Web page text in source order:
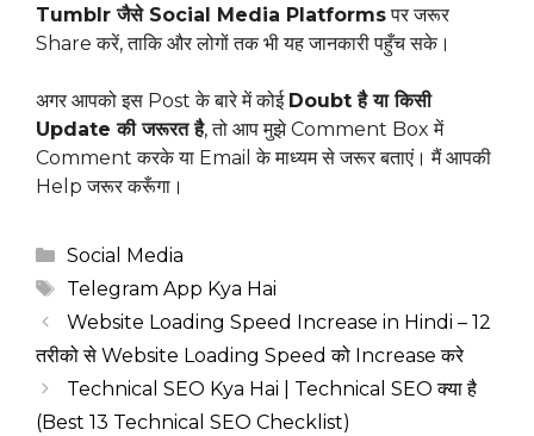
Tumblr जैसे Social Media Platformsपर जरूर
Share करें, ताकि और लोगों तक भी यह जानकारी पहुँच सके।
अगर आपको इस Post के बारे में कोई Doubt है या किसी
Update की जरूरत है, तो आप मुझे Comment Box में
Comment करके या Email के माध्यम से जरूर बताएं। मैं आपकी
Help जरूर करूँगा।
Categories
Social Media
Tags
Telegram App Kya Hai
Website Loading Speed Increase in Hindi – 12
तरीको से Website Loading Speed को Increase करे
Technical SEO Kya Hai | Technical SEO क्या है
(Best 13 Technical SEO Checklist)